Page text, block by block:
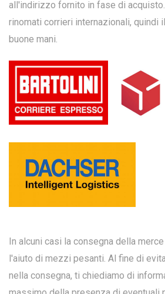
all'indirizzo fornito in fase di
rinomati corrieri internazionali, quindi
buone mani.
In alcuni casi la consegna della
l'aiuto di mezzi pesanti. Al fine di
nella consegna, ti chiediamo di